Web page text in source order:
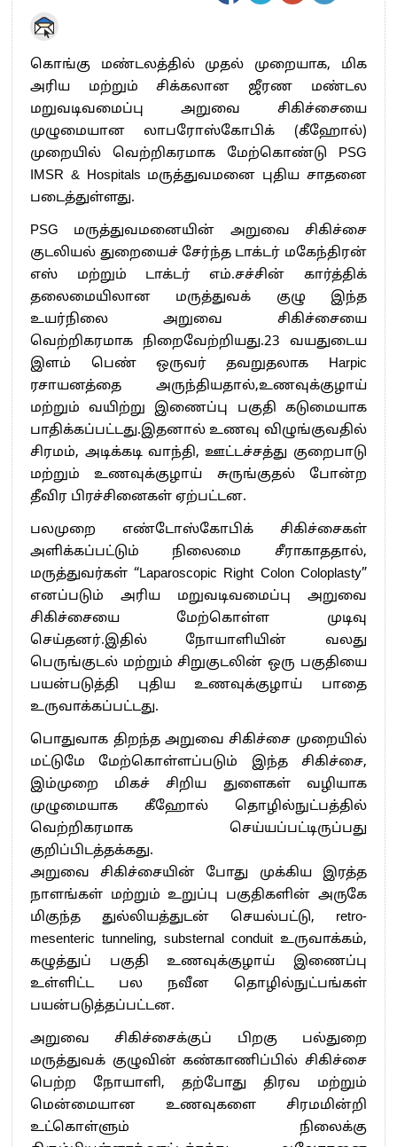
கொங்கு மண்டலத்தில் முதல் முறையாக, மிக
அரிய மற்றும் சிக்கலான ஜீரண மண்டல
மறுவடிவமைப்பு அறுவை சிகிச்சையை
முழுமையான லாபரோஸ்கோபிக் (கீஹோல்)
முறையில் வெற்றிகரமாக மேற்கொண்டு PSG
IMSR & Hospitals மருத்துவமனை புதிய சாதனை
படைத்துள்ளது.
PSG மருத்துவமனையின் அறுவை சிகிச்சை
குடலியல் துறையைச் சேர்ந்த டாக்டர் மகேந்திரன்
எஸ் மற்றும் டாக்டர் எம்.சச்சின் கார்த்திக்
தலைமையிலான மருத்துவக் குழு இந்த
உயர்நிலை அறுவை சிகிச்சையை
வெற்றிகரமாக நிறைவேற்றியது.23 வயதுடைய
இளம் பெண் ஒருவர் தவறுதலாக Harpic
ரசாயனத்தை அருந்தியதால்,உணவுக்குழாய்
மற்றும் வயிற்று இணைப்பு பகுதி கடுமையாக
பாதிக்கப்பட்டது.இதனால் உணவு விழுங்குவதில்
சிரமம், அடிக்கடி வாந்தி, ஊட்டச்சத்து குறைபாடு
மற்றும் உணவுக்குழாய் சுருங்குதல் போன்ற
தீவிர பிரச்சினைகள் ஏற்பட்டன.
பலமுறை எண்டோஸ்கோபிக் சிகிச்சைகள்
அளிக்கப்பட்டும் நிலைமை சீராகாததால்,
மருத்துவர்கள் “Laparoscopic Right Colon Coloplasty”
எனப்படும் அரிய மறுவடிவமைப்பு அறுவை
சிகிச்சையை மேற்கொள்ள முடிவு
செய்தனர்.இதில் நோயாளியின் வலது
பெருங்குடல் மற்றும் சிறுகுடலின் ஒரு பகுதியை
பயன்படுத்தி புதிய உணவுக்குழாய் பாதை
உருவாக்கப்பட்டது.
பொதுவாக திறந்த அறுவை சிகிச்சை முறையில்
மட்டுமே மேற்கொள்ளப்படும் இந்த சிகிச்சை,
இம்முறை மிகச் சிறிய துளைகள் வழியாக
முழுமையாக கீஹோல் தொழில்நுட்பத்தில்
வெற்றிகரமாக செய்யப்பட்டிருப்பது
குறிப்பிடத்தக்கது.
அறுவை சிகிச்சையின் போது முக்கிய இரத்த
நாளங்கள் மற்றும் உறுப்பு பகுதிகளின் அருகே
மிகுந்த துல்லியத்துடன் செயல்பட்டு, retro-
mesenteric tunneling, substernal conduit உருவாக்கம்,
கழுத்துப் பகுதி உணவுக்குழாய் இணைப்பு
உள்ளிட்ட பல நவீன தொழில்நுட்பங்கள்
பயன்படுத்தப்பட்டன.
அறுவை சிகிச்சைக்குப் பிறகு பல்துறை
மருத்துவக் குழுவின் கண்காணிப்பில் சிகிச்சை
பெற்ற நோயாளி, தற்போது திரவ மற்றும்
மென்மையான உணவுகளை சிரமமின்றி
உட்கொள்ளும் நிலைக்கு